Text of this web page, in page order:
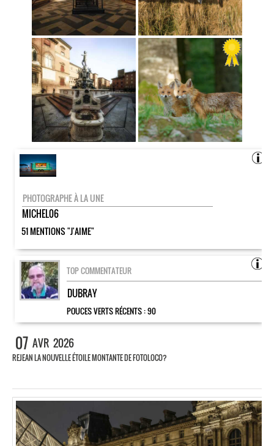
PHOTOGRAPHE À LA UNE
MICHEL06
51 MENTIONS "J'AIME"
TOP COMMENTATEUR
DUBRAY
POUCES VERTS RÉCENTS :90
07 AVR 2026
REJEAN LA NOUVELLE ÉTOILE MONTANTE DE FOTOLOCO?